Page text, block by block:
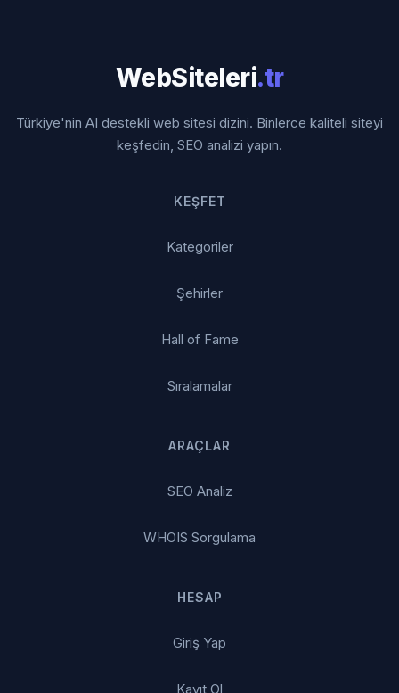
WebSiteleri.tr
Türkiye'nin AI destekli web sitesi dizini. Binlerce kaliteli siteyi
keşfedin, SEO analizi yapın.
KEŞFET
Kategoriler
Şehirler
Hall of Fame
Sıralamalar
ARAÇLAR
SEO Analiz
WHOIS Sorgulama
HESAP
Giriş Yap
Kayıt Ol